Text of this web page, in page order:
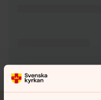
Tillbaka till toppen
Tillbaka till innehållet